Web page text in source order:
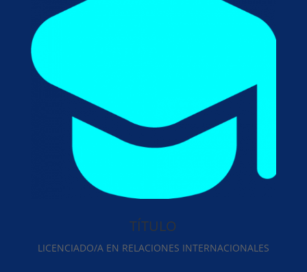
TÍTULO
LICENCIADO/A EN RELACIONES INTERNACIONALES